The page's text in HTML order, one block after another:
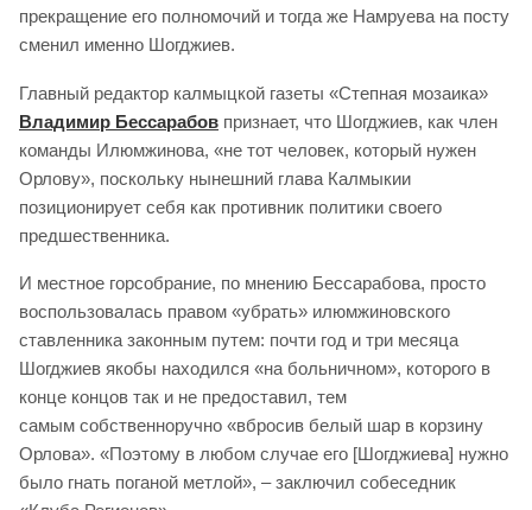
прекращение его полномочий и тогда же Намруева на посту
сменил именно Шогджиев.
Главный редактор калмыцкой газеты «Степная мозаика»
Владимир Бессарабов признает, что Шогджиев, как член
команды Илюмжинова, «не тот человек, который нужен
Орлову», поскольку нынешний глава Калмыкии
позиционирует себя как противник политики своего
предшественника.
И местное горсобрание, по мнению Бессарабова, просто
воспользовалась правом «убрать» илюмжиновского
ставленника законным путем: почти год и три месяца
Шогджиев якобы находился «на больничном», которого в
конце концов так и не предоставил, тем
самым собственноручно «вбросив белый шар в корзину
Орлова». «Поэтому в любом случае его [Шогджиева] нужно
было гнать поганой метлой», – заключил собеседник